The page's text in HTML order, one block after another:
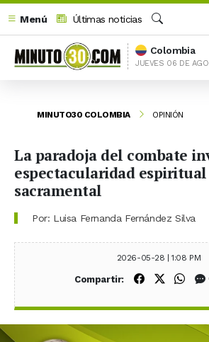
Menú
Últimas noticias
Buscar
Colombia
JUEVES 06 DE
MINUTO30 COLOMBIA OPINIÓN
La paradoja del combate
espectacularidad
sacramental
Por: Luisa Fernanda Fernández Silva
2026-05-28 | 1:08 PM
Compartir: Compartir